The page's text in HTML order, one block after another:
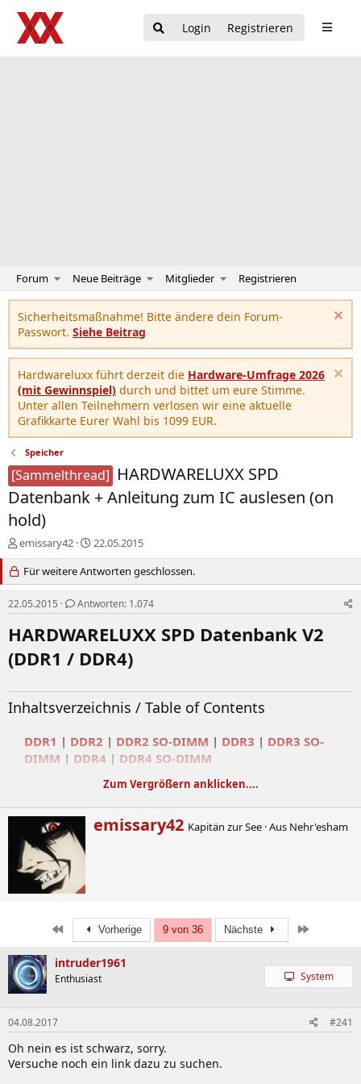
Login Registrieren
Forum Neue Beiträge Mitglieder Registrieren
Sicherheitsmaßnahme! Bitte ändere dein Forum-
Passwort. Siehe Beitrag
Hardwareluxx führt derzeit die Hardware-Umfrage 2026
(mit Gewinnspiel) durch und bittet um eure Stimme.
Unter allen Teilnehmern verlosen wir eine aktuelle
Grafikkarte Eurer Wahl bis 1099 EUR.
Speicher
[Sammelthread] HARDWARELUXX SPD
Datenbank + Anleitung zum IC auslesen (on
hold)
E
r
s
t
e
l
l
e
r
emissary42
E
r
s
t
e
l
l
t
a
22.05.2015
Für weitere Antworten geschlossen.
22.05.2015 Antworten: 1.074
HARDWARELUXX SPD Datenbank V2
(DDR1 / DDR4)
Inhaltsverzeichnis / Table of Contents
DDR1 | DDR2 | DDR2 SO-DIMM | DDR3 | DDR3 SO-
DIMM | DDR4 | DDR4 SO-DIMM
Anhang A) Anleitung zum IC Auslesen
»Anhang B) Vorlage zur Beteiligung an der Datenbank (optional)
DDR1
Modellreihe Teilenummer (PN)
Spezifikationen
(Größe, Takt,
Timings,
SS/DS
Aeneon
UDIMM
AED660UD00-
2.5V
2005
UDIMM
AED760UD00-
1GB DDR-400
Zum Vergrößern anklicken....
W
r
b
emissary42 Kapitän zur See ·Aus Nehr'esham
Erste Vorherige 9 von 36 Nächste
intruder1961
Enthusiast System
04.08.2017 #241
Oh nein es ist schwarz, sorry.
Versuche noch ein link dazu zu suchen.